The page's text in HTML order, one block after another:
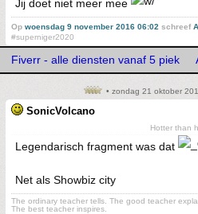
Jij doet niet meer mee
Op woensdag 9 november 2016 06:02 schreef
#superniger2020
Fiverr - alle diensten vanaf 5 piek
• zondag 21 oktober
SonicVolcano
Hotter than
Legendarisch fragment was dat
Net als Showbiz city
The ordinary teacher tells. The good teacher
The best teacher inspires.